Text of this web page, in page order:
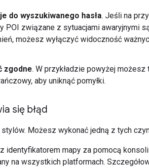
do wyszukiwanego hasła. Jeśli na
POI związane z sytuacjami awaryjnymi
możesz wyłączyć widoczność
zgodne. W przykładzie powyżej
aby uniknąć pomyłki.
się błąd
Możesz wykonać jedną z tych
identyfikatorem mapy za pomocą
na wszystkich platformach.